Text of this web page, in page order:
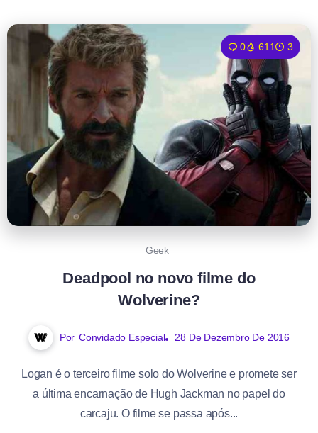
0 611 3
Geek
Deadpool no novo filme do
Wolverine?
Por Convidado Especial 28 De Dezembro De 2016
Logan é o terceiro filme solo do Wolverine e promete ser
a última encarnação de Hugh Jackman no papel do
carcaju. O filme se passa após...